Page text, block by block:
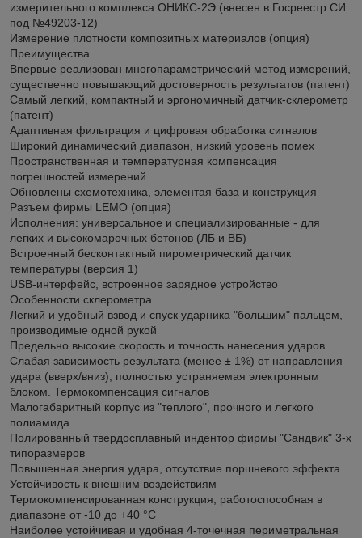
измерительного комплекса ОНИКС-2Э (внесен в Госреестр СИ
под №49203-12)
Измерение плотности композитных материалов (опция)
Преимущества
Впервые реализован многопараметрический метод измерений,
существенно повышающий достоверность результатов (патент)
Самый легкий, компактный и эргономичный датчик-склерометр
(патент)
Адаптивная фильтрация и цифровая обработка сигналов
Широкий динамический диапазон, низкий уровень помех
Пространственная и температурная компенсация
погрешностей измерений
Обновлены схемотехника, элементая база и конструкция
Разъем фирмы LEMO (опция)
Исполнения: универсальное и специализированные - для
легких и высокомарочных бетонов (ЛБ и ВБ)
Встроенный бесконтактный пирометрический датчик
температуры (версия 1)
USB-интерфейс, встроенное зарядное устройство
Особенности склерометра
Легкий и удобный взвод и спуск ударника "большим" пальцем,
производимые одной рукой
Предельно высокие скорость и точность нанесения ударов
Слабая зависимость результата (менее ± 1%) от направления
удара (вверх/вниз), полностью устраняемая электронным
блоком. Термокомпенсация сигналов
Малогабаритный корпус из "теплого", прочного и легкого
полиамида
Полированный твердосплавный индентор фирмы "Сандвик" 3-х
типоразмеров
Повышенная энергия удара, отсутствие поршневого эффекта
Устойчивость к внешним воздействиям
Термокомпенсированная конструкция, работоспособная в
диапазоне от -10 до +40 °С
Наиболее устойчивая и удобная 4-точечная периметральная